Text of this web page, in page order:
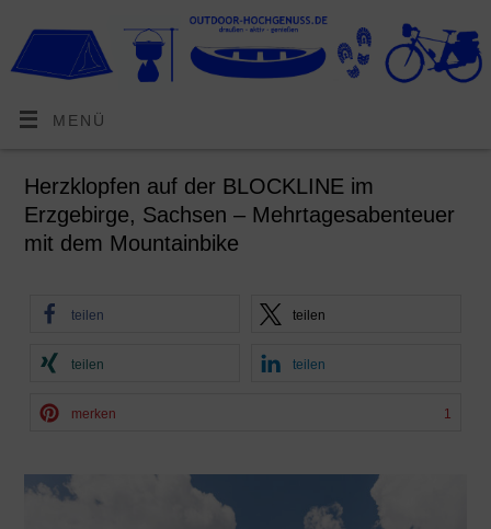
MENÜ
Herzklopfen auf der BLOCKLINE im
Erzgebirge, Sachsen – Mehrtagesabenteuer
mit dem Mountainbike
teilen teilen
teilen teilen
merken 1